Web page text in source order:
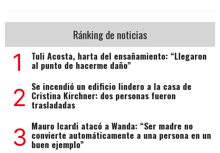
Ránking de noticias
1 Tuli Acosta, harta del ensañamiento: “Llegaron
al punto de hacerme daño”
2 Se incendió un edificio lindero a la casa de
Cristina Kirchner: dos personas fueron
trasladadas
3 Mauro Icardi atacó a Wanda: “Ser madre no
convierte automáticamente a una persona en un
buen ejemplo”